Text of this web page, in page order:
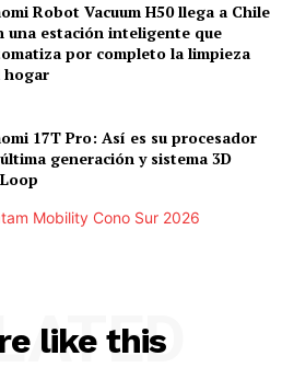
Robot Vacuum H50 llega a Chile
una estación inteligente que
por completo la limpieza
hogar
17T Pro: Así es su procesador
generación y sistema 3D
like this